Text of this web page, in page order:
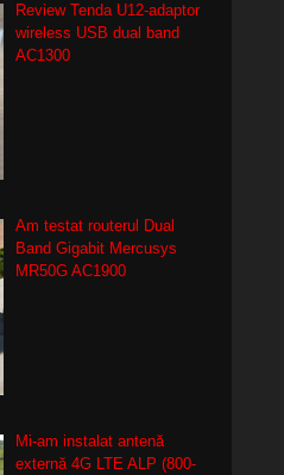
Review Tenda U12-adaptor
wireless USB dual band
AC1300
Am testat routerul Dual
Band Gigabit Mercusys
MR50G AC1900
Mi-am instalat antenă
externă 4G LTE ALP (800-